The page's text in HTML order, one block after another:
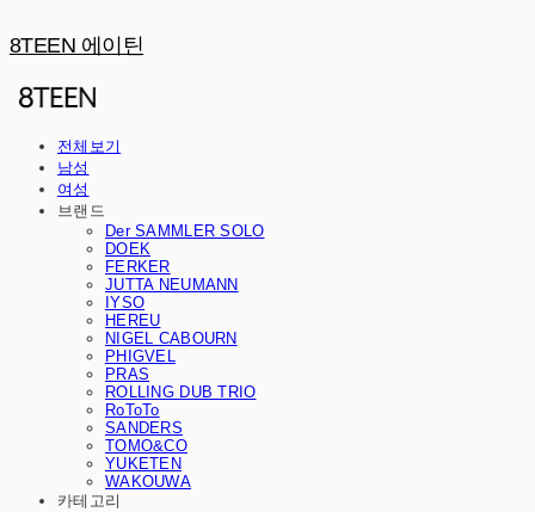
8TEEN 에이틴
전체보기
남성
여성
브랜드
Der SAMMLER SOLO
DOEK
FERKER
JUTTA NEUMANN
IYSO
HEREU
NIGEL CABOURN
PHIGVEL
PRAS
ROLLING DUB TRIO
RoToTo
SANDERS
TOMO&CO
YUKETEN
WAKOUWA
카테고리